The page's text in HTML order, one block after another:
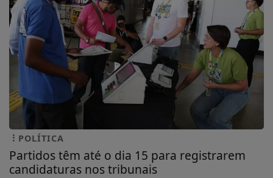
POLÍTICA
Partidos têm até o dia 15 para registrarem
candidaturas nos tribunais